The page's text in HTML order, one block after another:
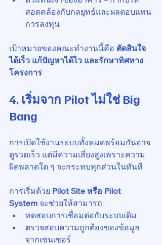
สอดคล้องกับกลยุทธ์และผลตอบแทน
การลงทุน
เป้าหมายของคณะทำงานนี้คือ ตัดสินใจ
ได้เร็ว แก้ปัญหาได้ไว และรักษาทิศทาง
โครงการ
4. เริ่มจาก Pilot ไม่ใช่ Big
Bang
การเปิดใช้งานระบบทั้งหมดพร้อมกันอาจ
ดูรวดเร็ว แต่มีความเสี่ยงสูงเพราะความ
ผิดพลาดใด ๆ จะกระทบทุกส่วนในทันที
การเริ่มด้วย Pilot Site หรือ Pilot
System จะช่วยให้สามารถ:
ทดสอบการเชื่อมต่อกับระบบเดิม
ตรวจสอบความถูกต้องของข้อมูล
จากเซนเซอร์